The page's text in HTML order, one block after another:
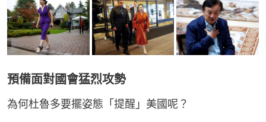
預備面對國會猛烈攻勢
為何杜魯多要擺姿態「提醒」美國呢？